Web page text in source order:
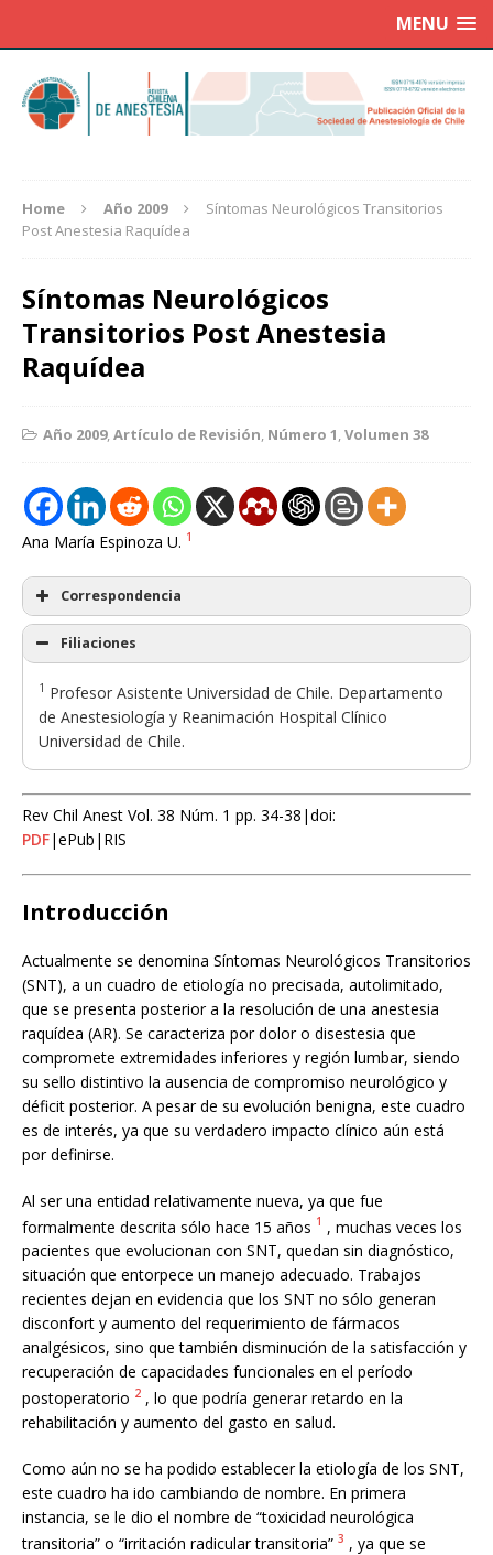
MENU
Home Año 2009
Síntomas Neurológicos Transitorios
Post Anestesia Raquídea
Síntomas Neurológicos
Transitorios Post Anestesia
Raquídea
Año 2009,Artículo de Revisión, Número 1,Volumen 38
Ana María Espinoza U. 1
Correspondencia
Filiaciones
1 Profesor Asistente Universidad de Chile. Departamento
de Anestesiología y Reanimación Hospital Clínico
Universidad de Chile.
Rev Chil Anest Vol. 38 Núm. 1 pp. 34-38|doi:
PDF|ePub|RIS
Introducción
Actualmente se denomina Síntomas Neurológicos Transitorios
(SNT), a un cuadro de etiología no precisada, autolimitado,
que se presenta posterior a la resolución de una anestesia
raquídea (AR). Se caracteriza por dolor o disestesia que
compromete extremidades inferiores y región lumbar, siendo
su sello distintivo la ausencia de compromiso neurológico y
déficit posterior. A pesar de su evolución benigna, este cuadro
es de interés, ya que su verdadero impacto clínico aún está
por definirse.
Al ser una entidad relativamente nueva, ya que fue
formalmente descrita sólo hace 15 años 1 , muchas veces los
pacientes que evolucionan con SNT, quedan sin diagnóstico,
situación que entorpece un manejo adecuado. Trabajos
recientes dejan en evidencia que los SNT no sólo generan
disconfort y aumento del requerimiento de fármacos
analgésicos, sino que también disminución de la satisfacción y
recuperación de capacidades funcionales en el período
postoperatorio 2 , lo que podría generar retardo en la
rehabilitación y aumento del gasto en salud.
Como aún no se ha podido establecer la etiología de los SNT,
este cuadro ha ido cambiando de nombre. En primera
instancia, se le dio el nombre de “toxicidad neurológica
transitoria” o “irritación radicular transitoria” 3 , ya que se